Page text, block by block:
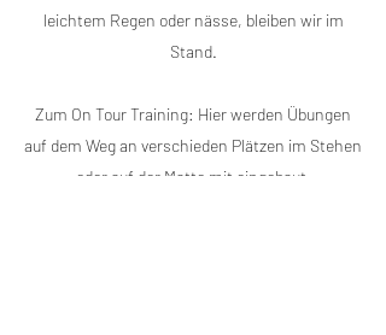
leichtem Regen oder nässe, bleiben wir im
Stand.
Zum On Tour Training: Hier werden Übungen
auf dem Weg an verschieden Plätzen im Stehen
oder auf der Matte mit eingebaut.